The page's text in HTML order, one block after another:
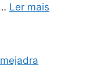
Ler mais
mejadra